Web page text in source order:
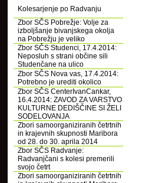
Kolesarjenje po Radvanju
Zbor SČS Pobrežje: Volje za
izboljšanje bivanjskega okolja
na Pobrežju je veliko
Zbor SČS Studenci, 17.4.2014:
Neposluh s strani občine sili
Studenčane na ulico
Zbor SČS Nova vas, 17.4.2014:
Potrebno je urediti okolico
Zbor SČS CenterIvanCankar,
16.4.2014: ZAVOD ZA VARSTVO
KULTURNE DEDIŠČINE SI ŽELI
SODELOVANJA
Zbori samoorganiziranih četrtnih
in krajevnih skupnosti Maribora
od 28. do 30. aprila 2014
Zbor SČS Radvanje:
Radvanjčani s kolesi premerili
svojo četrt
Zbori samoorganiziranih četrtnih